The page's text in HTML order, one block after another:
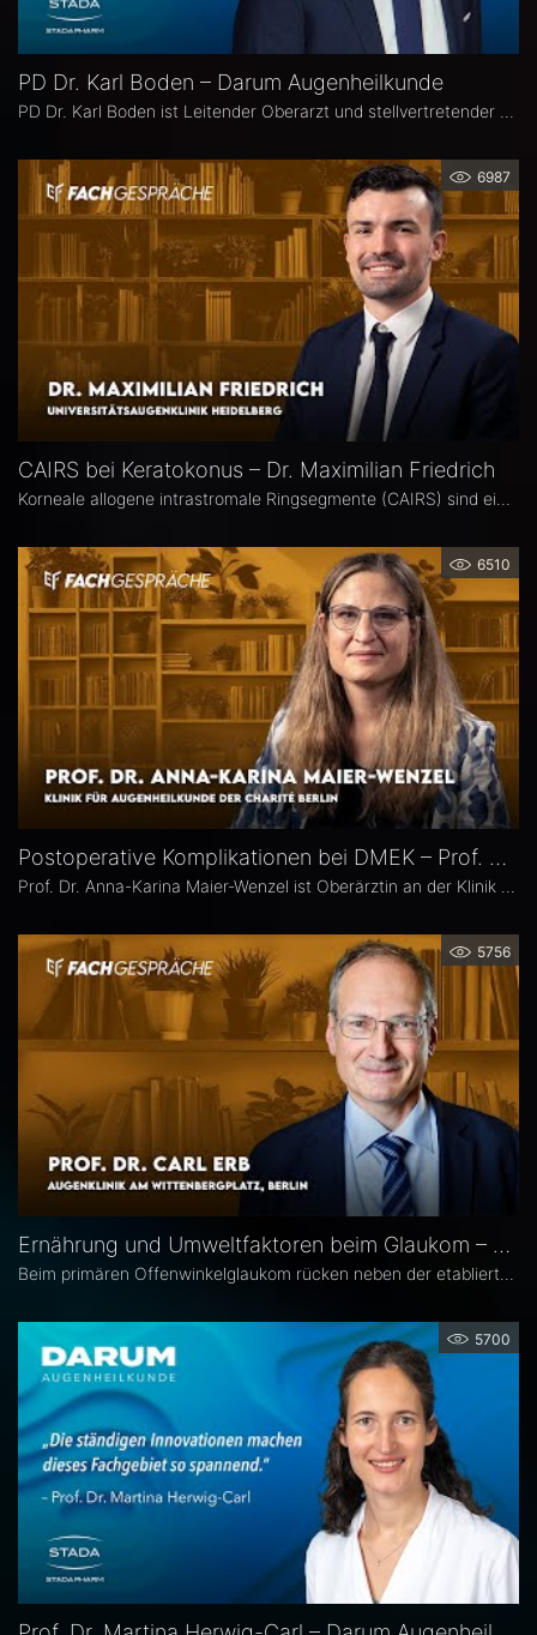
PD Dr. Karl Boden – Darum Augenheilkunde
PD Dr. Karl Boden ist Leitender Oberarzt und stellvertretender Klinikleiter an der Augenklinik Sulzbach. Seine Schwerpunkte liegen in der Katarakt-, Glaukom- und vitreo-retinalen Chichirurgie sowie auf Hornhauttransplantationen inkl. DMEK, Femto- und Excimer-Keratoplastiken.
6987
CAIRS bei Keratokonus – Dr. Maximilian Friedrich
6510
Postoperative Komplikationen bei DMEK – Prof. Dr. Anna-Karina Maier-Wenzel
5756
Ernährung und Umweltfaktoren beim Glaukom – Prof. Dr. Carl Erb
5700